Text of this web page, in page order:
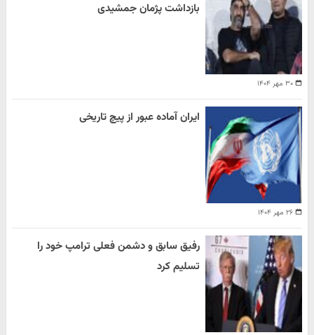
۳۰ مهر ۱۴۰۴
بازداشت پژمان جمشیدی
۲۶ مهر ۱۴۰۴
ایران آماده عبور از پیچ تاریخی
رفیق سابق و دشمن فعلی ترامپ خود را
تسلیم کرد